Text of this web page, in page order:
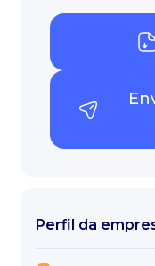
Perfil da